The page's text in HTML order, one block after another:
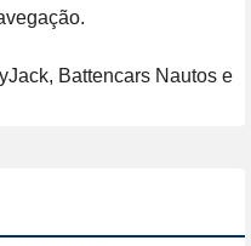
Battencars Nautos e